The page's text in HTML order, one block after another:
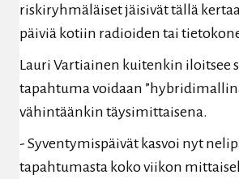
riskiryhmäläiset jäisivät tällä
päiviä kotiin radioiden tai
Lauri Vartiainen kuitenkin iloitsee
tapahtuma voidaan
vähintäänkin täysimittaisena.
- Syventymispäivät kasvoi nyt
tapahtumasta koko viikon